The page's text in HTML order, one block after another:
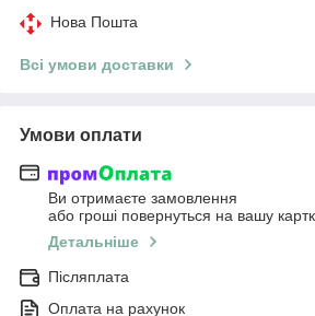
Нова Пошта
Всі умови доставки
Умови оплати
Ви отримаєте замовлення
або гроші повернуться на вашу
Детальніше
Післяплата
Оплата на рахунок